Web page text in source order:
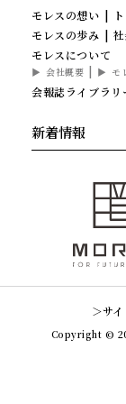
モレスの想い
モレスの歩み
モレスについて
会社概要 モ
会報誌ライブラリ
新着情報
サ
Copyright ©